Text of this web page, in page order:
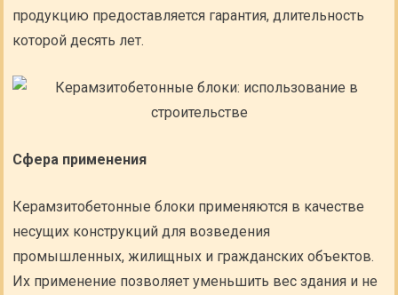
продукцию предоставляется гарантия, длительность
которой десять лет.
Сфера применения
Керамзитобетонные блоки применяются в качестве
несущих конструкций для возведения
промышленных, жилищных и гражданских объектов.
Их применение позволяет уменьшить вес здания и не